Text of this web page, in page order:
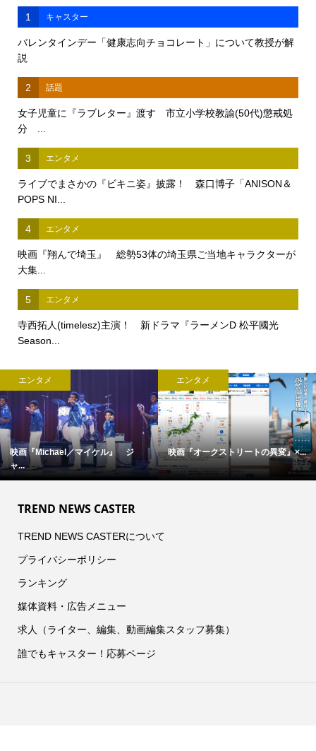
1 キャスター
バレンタインデー「健康志向チョコレート」について教授が解
説
2 話題
女子児童に『ラブレター』渡す 市立小学校教諭(50代)懲戒処
分 ...
3 エンタメ
ライブでまさかの『ビキニ姿』披露！ 森口博子「ANISON＆
POPS NI...
4 エンタメ
映画『翔んで埼玉』 総勢53体の埼玉県ご当地キャラクターが
大集...
5 エンタメ
寺西拓人(timelesz)主演！ 新ドラマ『ラーメンD 松平國光
Season...
エンタメ
映画『Michael／マイケル』 ジ
ャ...
エンタメ
映画『オークストリートの異変』×...
TREND NEWS CASTER
TREND NEWS CASTERについて
プライバシーポリシー
ランキング
媒体資料・広告メニュー
求人（ライター、編集、動画編集スタッフ募集）
誰でもキャスター！応募ページ